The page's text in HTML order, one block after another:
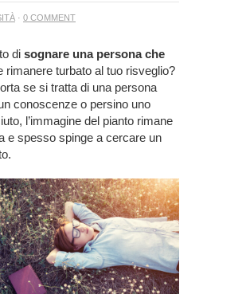
· 0 COMMENT
di sognare una persona che
rimanere turbato al tuo risveglio?
se si tratta di una persona
conoscenze o persino uno
l’immagine del pianto rimane
e spesso spinge a cercare un